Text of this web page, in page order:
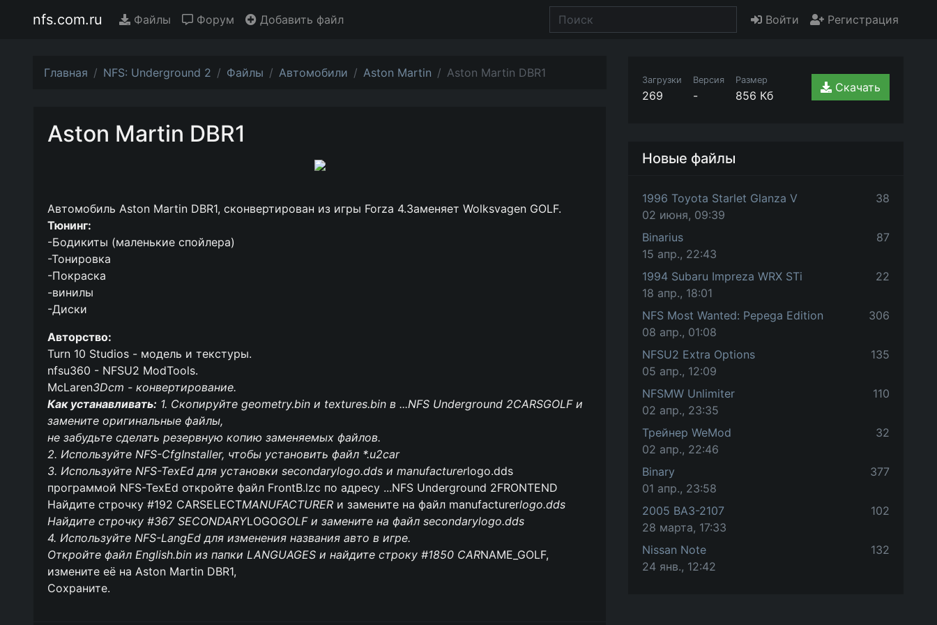
nfs.com.ru Файлы Форум Добавить файл Войти Регистрация
Главная NFS: Underground 2 Файлы Автомобили Aston Martin Aston Martin DBR1
Aston Martin DBR1
Автомобиль Aston Martin DBR1, сконвертирован из игры Forza 4.Заменяет Wolksvagen GOLF.
Тюнинг:
-Бодикиты (маленькие спойлера)
-Тонировка
-Покраска
-винилы
-Диски
Авторство:
Turn 10 Studios - модель и текстуры.
nfsu360 - NFSU2 ModTools.
McLaren3Dcm - конвертирование.
Как устанавливать: 1. Скопируйте geometry.bin и textures.bin в ...NFS Underground 2CARSGOLF и
замените оригинальные файлы,
не забудьте сделать резервную копию заменяемых файлов.
2. Используйте NFS-CfgInstaller, чтобы установить файл *.u2car
3. Используйте NFS-TexEd для установки secondarylogo.dds и manufacturerlogo.dds
программой NFS-TexEd откройте файл FrontB.lzc по адресу ...NFS Underground 2FRONTEND
Найдите строчку #192 CARSELECTMANUFACTURER и замените на файл manufacturerlogo.dds
Найдите строчку #367 SECONDARYLOGOGOLF и замените на файл secondarylogo.dds
4. Используйте NFS-LangEd для изменения названия авто в игре.
Откройте файл English.bin из папки LANGUAGES и найдите строку #1850 CARNAME_GOLF,
измените её на Aston Martin DBR1,
Сохраните.
Загрузки
269
Версия
-
Размер
856 Кб
Скачать
Новые файлы
1996 Toyota Starlet Glanza V
02 июня, 09:39
38
Binarius
15 апр., 22:43
87
1994 Subaru Impreza WRX STi
18 апр., 18:01
22
NFS Most Wanted: Pepega Edition
08 апр., 01:08
306
NFSU2 Extra Options
05 апр., 12:09
135
NFSMW Unlimiter
02 апр., 23:35
110
Трейнер WeMod
02 апр., 22:46
32
Binary
01 апр., 23:58
377
2005 ВАЗ-2107
28 марта, 17:33
102
Nissan Note
24 янв., 12:42
132